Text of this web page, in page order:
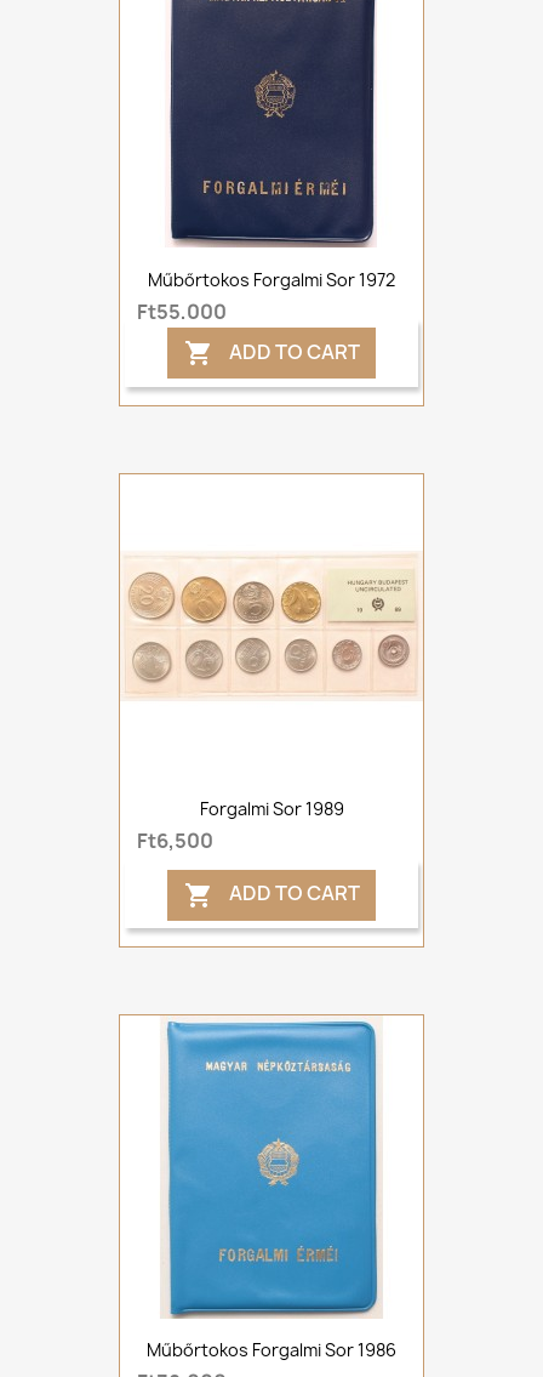
Műbőrtokos Forgalmi Sor 1972
Ft55,000
 ADD TO CART
Forgalmi Sor 1989
Ft6,500
 ADD TO CART
Műbőrtokos Forgalmi Sor 1986